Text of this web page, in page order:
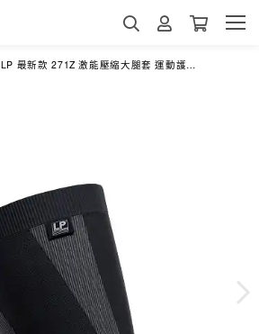
LP 最新款 271Z 激能壓縮大腿套 運動護膝 壓縮束套 束套 護具 高透氣